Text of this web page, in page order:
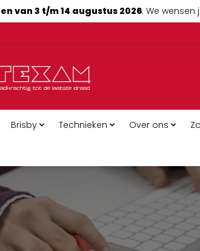
van 3 t/m 14 augustus 2026. We wensen
Brisby Technieken Over ons